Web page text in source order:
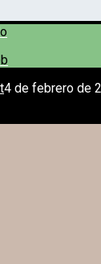
4 de febrero de